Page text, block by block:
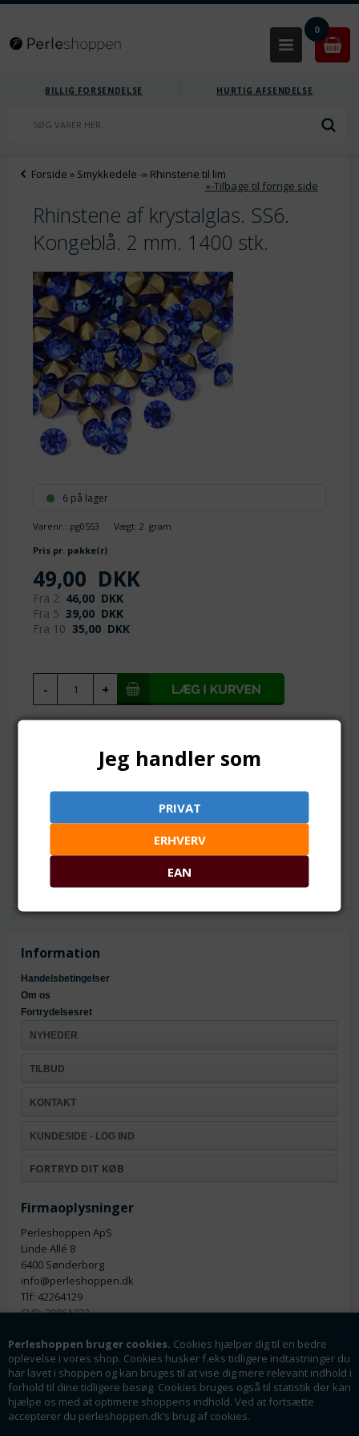
Perleshoppen bruger cookies. Cookies hjælper dig til en bedre
oplevelse i vores shop. Cookies husker f.eks tidligere indtastninger du
har lavet i shoppen og kan bruges til at vise dig mere relevant indhold i
forhold til dine tidligere besøg. Cookies bruges også til statistik der kan
hjælpe os med at optimere shoppens indhold. Ved at fortsætte
accepterer du perleshoppen.dk’s brug af cookies.
0
BILLIG FORSENDELSE HURTIG AFSENDELSE
Forside » Smykkedele -» Rhinstene til lim
«-Tilbage til forrige side
Rhinstene af krystalglas. SS6.
Kongeblå. 2 mm. 1400 stk.
6 på lager
Varenr.: pg0553 Vægt:2 gram
Pris pr. pakke(r)
49,00 DKK
Fra 2 46,00 DKK
Fra 5 39,00 DKK
Fra 10 35,00 DKK
1.9 > 2 mm (ss6). Med spids bagside
Mål: ca. 1.9 til 2 mm (ss6/pp4)
Materiale: krystalglas og metalbelagt bagside
Information
Handelsbetingelser
Om os
Fortrydelsesret
NYHEDER
TILBUD
KONTAKT
KUNDESIDE - LOG IND
FORTRYD DIT KØB
Firmaoplysninger
Perleshoppen ApS
Linde Allé 8
6400 Sønderborg
info@perleshoppen.dk
Tlf: 42264129
CVR: 39061023
Nyhedsmail
Jeg handler som
PRIVAT
ERHVERV
EAN